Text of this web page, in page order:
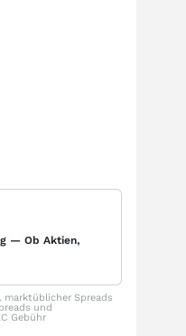
— Ob Aktien,
marktüblicher Spreads
und
Gebühr